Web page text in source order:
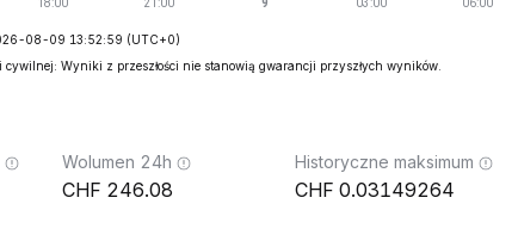
08-09 13:52:59 (UTC+0)
cywilnej: Wyniki z przeszłości nie stanowią gwarancji przyszłych wyników.
Wolumen 24h
246.08
Historyczne maksimum
0.03149264